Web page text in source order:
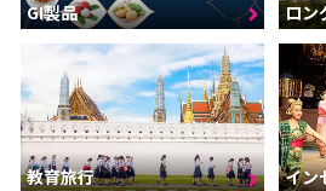
GI製品 ロン
教育旅行 イン